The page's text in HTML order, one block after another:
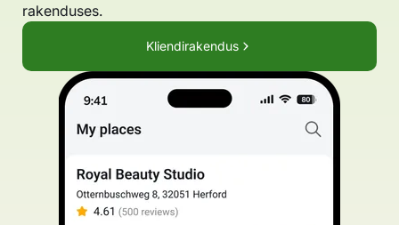
rakenduses.
Kliendirakendus